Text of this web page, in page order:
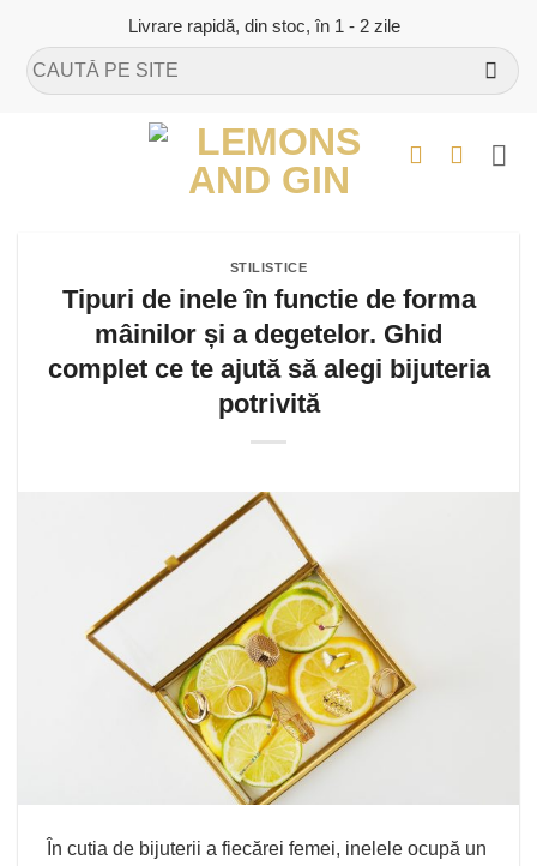
content
Livrare rapidă, din stoc, în 1 - 2 zile
Caută
după:
STILISTICE
Tipuri de inele în functie de forma
mâinilor și a degetelor. Ghid
complet ce te ajută să alegi bijuteria
potrivită
În cutia de bijuterii a fiecărei femei, inelele ocupă un